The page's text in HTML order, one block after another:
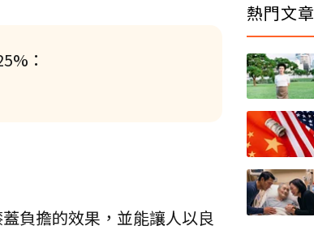
：
負擔的效果，並能讓人以良
熱門文章